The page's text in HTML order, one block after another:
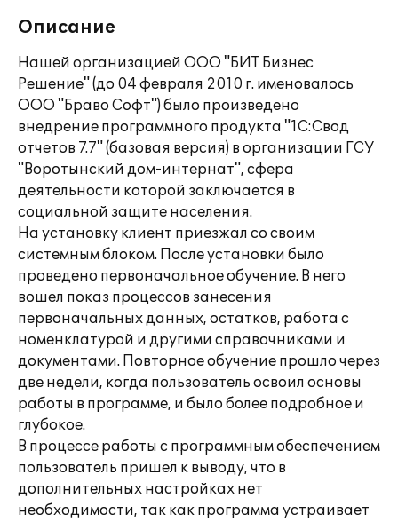
Описание
Нашей организацией ООО "БИТ Бизнес
Решение" (до 04 февраля 2010 г. именовалось
ООО "Браво Софт") было произведено
внедрение программного продукта "1С:Свод
отчетов 7.7" (базовая версия) в организации ГСУ
"Воротынский дом-интернат", сфера
деятельности которой заключается в
социальной защите населения.
На установку клиент приезжал со своим
системным блоком. После установки было
проведено первоначальное обучение. В него
вошел показ процессов занесения
первоначальных данных, остатков, работа с
номенклатурой и другими справочниками и
документами. Повторное обучение прошло через
две недели, когда пользователь освоил основы
работы в программе, и было более подробное и
глубокое.
В процессе работы с программным обеспечением
пользователь пришел к выводу, что в
дополнительных настройках нет
необходимости, так как программа устраивает